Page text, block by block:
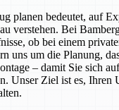
planen bedeutet, auf
verstehen. Bei
ob bei einem
uns um die Planung,
– damit Sie sich
Unser Ziel ist es, Ihren